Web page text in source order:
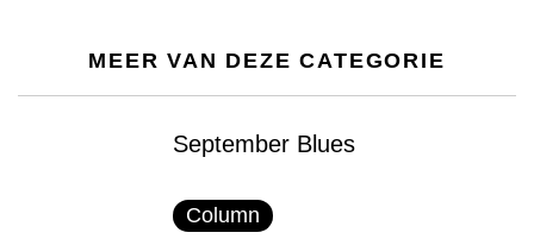
MEER VAN DEZE CATEGORIE
September Blues
Column